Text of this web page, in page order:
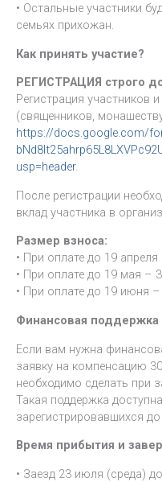
• Остальные участники
семьях прихожан.
Как принять участие?
РЕГИСТРАЦИЯ строго
Регистрация
(священников,
https://docs.google.com/
usp=header.
После регистрации
вклад участника в
Размер взноса:
• При оплате до 19
• При оплате до 19 мая –
• При оплате до 19 июня –
Финансовая поддержка
Если вам нужна
заявку на компенсацию
необходимо сделать при
Такая поддержка
зарегистрировавшихся до
Время прибытия и
• Заезд 23 июля (среда)